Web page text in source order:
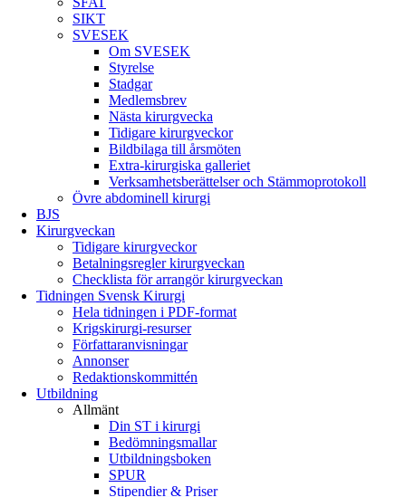
SIKT
SVESEK
Om SVESEK
Styrelse
Stadgar
Medlemsbrev
Nästa kirurgvecka
Tidigare kirurgveckor
Bildbilaga till årsmöten
Extra-kirurgiska galleriet
Verksamhetsberättelser och Stämmoprotokoll
Övre abdominell kirurgi
BJS
Kirurgveckan
Tidigare kirurgveckor
Betalningsregler kirurgveckan
Checklista för arrangör kirurgveckan
Tidningen Svensk Kirurgi
Hela tidningen i PDF-format
Krigskirurgi-resurser
Författaranvisningar
Annonser
Redaktionskommittén
Utbildning
Allmänt
Din ST i kirurgi
Bedömningsmallar
Utbildningsboken
SPUR
Stipendier & Priser